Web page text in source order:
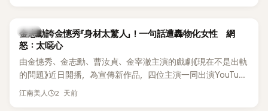
感情方面，李智惠於 2017 年與圈外男友結婚，婚後育有兩個
目，她經營的 YouTube 頻道也即將突破百萬訂閱，近年內容深
受網友喜愛，再度迎來事業第二春。
韓星
金志勳誇金憓秀「身材太驚人」！一句話遭轟物化女性 網
怒：太噁心
由金憓秀、金志勳、曹汝貞、金宰澈主演的戲劇《現在不是出軌
的問題》近日開播，為宣傳新作品，四位主演一同出演YouTube
節目，不料訪談中的一段發言卻意外掀起爭議。不少網友認
江南美人 2 天前